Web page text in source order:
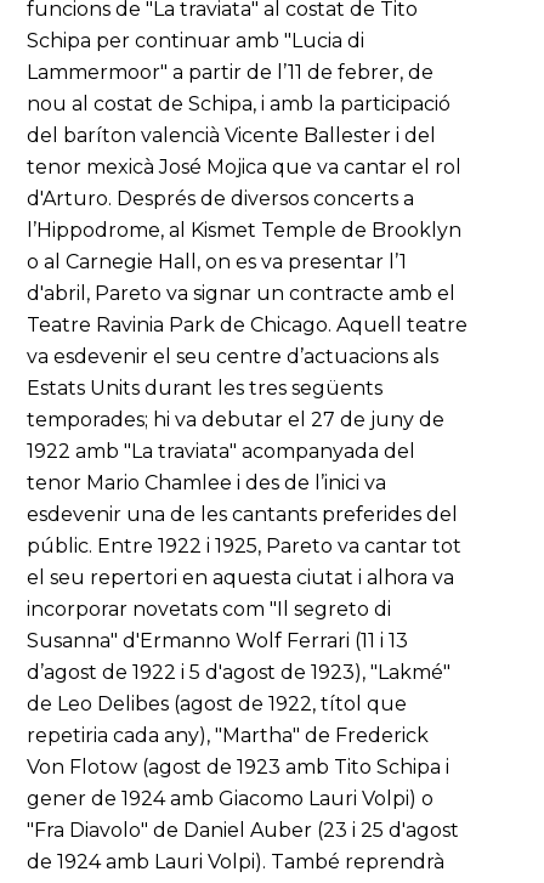
funcions de "La traviata" al costat de Tito
Schipa per continuar amb "Lucia di
Lammermoor" a partir de l’11 de febrer, de
nou al costat de Schipa, i amb la participació
del baríton valencià Vicente Ballester i del
tenor mexicà José Mojica que va cantar el rol
d'Arturo. Després de diversos concerts a
l’Hippodrome, al Kismet Temple de Brooklyn
o al Carnegie Hall, on es va presentar l’1
d'abril, Pareto va signar un contracte amb el
Teatre Ravinia Park de Chicago. Aquell teatre
va esdevenir el seu centre d’actuacions als
Estats Units durant les tres següents
temporades; hi va debutar el 27 de juny de
1922 amb "La traviata" acompanyada del
tenor Mario Chamlee i des de l’inici va
esdevenir una de les cantants preferides del
públic. Entre 1922 i 1925, Pareto va cantar tot
el seu repertori en aquesta ciutat i alhora va
incorporar novetats com "Il segreto di
Susanna" d'Ermanno Wolf Ferrari (11 i 13
d’agost de 1922 i 5 d'agost de 1923), "Lakmé"
de Leo Delibes (agost de 1922, títol que
repetiria cada any), "Martha" de Frederick
Von Flotow (agost de 1923 amb Tito Schipa i
gener de 1924 amb Giacomo Lauri Volpi) o
"Fra Diavolo" de Daniel Auber (23 i 25 d'agost
de 1924 amb Lauri Volpi). També reprendrà